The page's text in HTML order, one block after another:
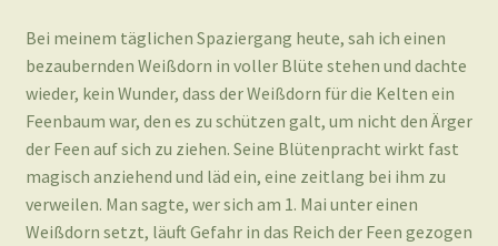
Bei meinem täglichen Spaziergang heute, sah ich einen
bezaubernden Weißdorn in voller Blüte stehen und dachte
wieder, kein Wunder, dass der Weißdorn für die Kelten ein
Feenbaum war, den es zu schützen galt, um nicht den Ärger
der Feen auf sich zu ziehen. Seine Blütenpracht wirkt fast
magisch anziehend und läd ein, eine zeitlang bei ihm zu
verweilen. Man sagte, wer sich am 1. Mai unter einen
Weißdorn setzt, läuft Gefahr in das Reich der Feen gezogen